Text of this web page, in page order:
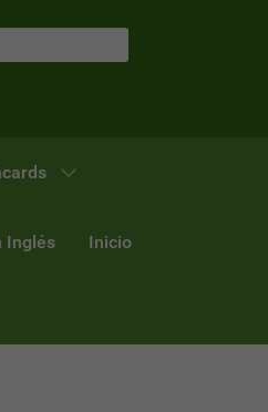
Inglés Inicio